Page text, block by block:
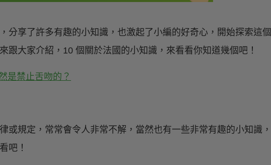
分享了許多有趣的小知識，也激起了小編的好奇心，開始探索這個
跟大家介紹，10 個關於法國的小知識，來看看你知道幾個吧！
或規定，常常會令人非常不解，當然也有一些非常有趣的小知識，
吧！